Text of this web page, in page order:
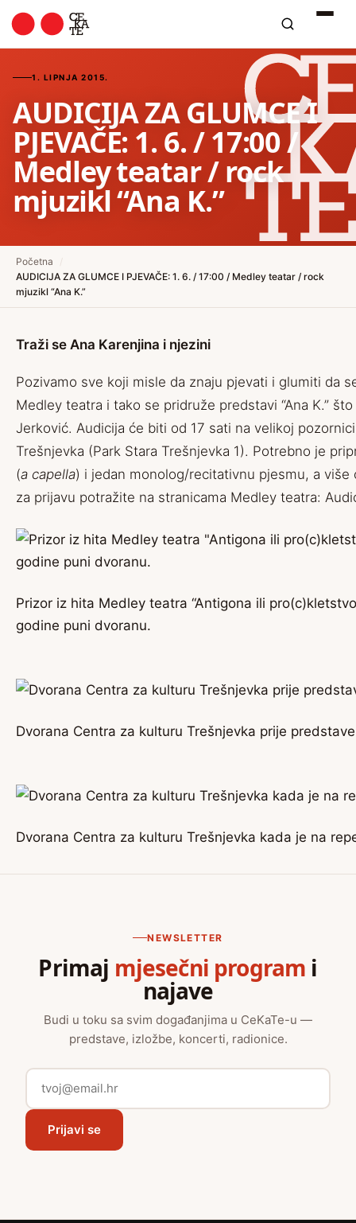
1. LIPNJA 2015.
AUDICIJA ZA GLUMCE I
PJEVAČE: 1. 6. / 17:00 /
Medley teatar / rock
mjuzikl “Ana K.”
Početna
AUDICIJA ZA GLUMCE I PJEVAČE: 1. 6. / 17:00 / Medley teatar / rock
mjuzikl “Ana K.”
Traži se Ana Karenjina i njezini
Pozivamo sve koji misle da znaju pjevati i glumiti da
Medley teatra i tako se pridruže predstavi “Ana K.”
Jerković. Audicija će biti od 17 sati na velikoj
Trešnjevka (Park Stara Trešnjevka 1). Potrebno je
(a capella) i jedan monolog/recitativnu pjesmu, a više
za prijavu potražite na stranicama Medley teatra:
Prizor iz hita Medley teatra “Antigona ili
godine puni dvoranu.
Dvorana Centra za kulturu Trešnjevka prije predstave
Dvorana Centra za kulturu Trešnjevka kada je na
NEWSLETTER
Primaj mjesečni program i
najave
Budi u toku sa svim događanjima u CeKaTe-u —
predstave, izložbe, koncerti, radionice.
Prijavi se